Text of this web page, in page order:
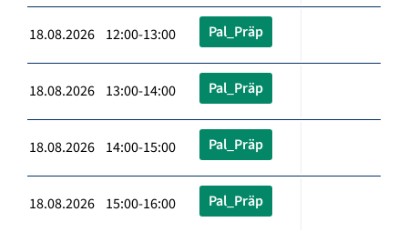
18.08.2026 12:00-13:00 Pal_Präp
18.08.2026 13:00-14:00 Pal_Präp
18.08.2026 14:00-15:00 Pal_Präp
18.08.2026 15:00-16:00 Pal_Präp